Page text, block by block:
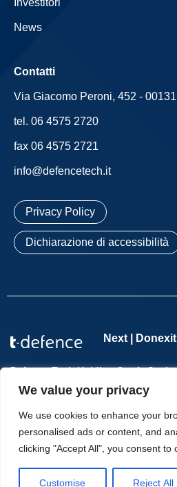
We value your privacy
We use cookies to enhance your
personalised ads or content, and
clicking "Accept All", you consent to
Customise Reject All
Investitori
News
Contatti
Via Giacomo Peroni, 452 -
tel. 06 4575 2720
fax 06 4575 2721
info@defencetech.it
Privacy Policy
Dichiarazione di accessibilità
Next |
Defence Tech Holding S.p.A.
socio unico – P.IVA 11065701002 –
delle Imprese di Roma n.
2.554.285,70 i.v. | Copyright © T-